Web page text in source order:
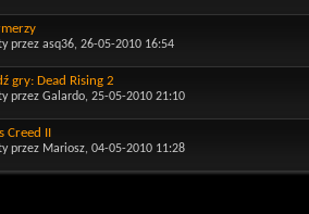
przez asq36, 26-05-2010 16:54
gry: Dead Rising 2
przez Galardo, 25-05-2010 21:10
Creed II
przez Mariosz, 04-05-2010 11:28